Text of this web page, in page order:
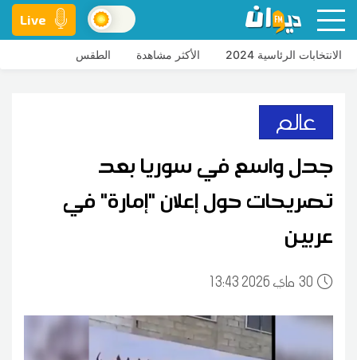
Live
الانتخابات الرئاسية 2024 الأكثر مشاهدة الطقس
عالم
جدل واسع في سوريا بعد
تصريحات حول إعلان "إمارة" في
عربين
30 13:43 2026 ماي